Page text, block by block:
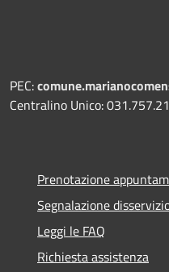
PEC:
Centralino Unico:
Prenotazione
Segnalazione
Leggi le FAQ
Richiesta assistenza